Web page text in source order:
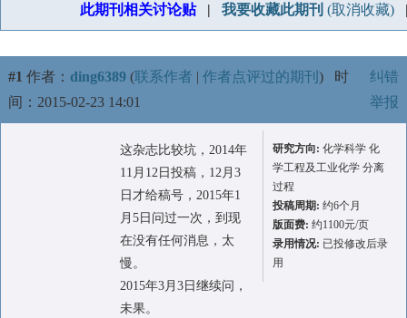
此期刊相关讨论贴| 我要收藏此期刊 (取消收藏)
#1 作者： ding6389 (联系作者 | 作者点评过的期刊 ) 时
间：2015-02-23 14:01
纠错
举报
这杂志比较坑，2014年
11月12日投稿，12月3
日才给稿号，2015年1
月5日问过一次，到现
在没有任何消息，太
慢。
2015年3月3日继续问，
未果。
研究方向: 化学科学 化
学工程及工业化学 分离
过程
投稿周期: 约6个月
版面费: 约1100元/页
录用情况: 已投修改后录
用